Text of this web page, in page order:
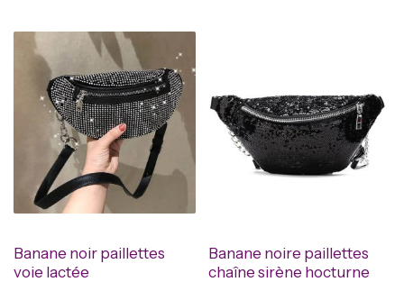
Banane noir paillettes
voie lactée
Banane noire paillettes
chaîne sirène hocturne